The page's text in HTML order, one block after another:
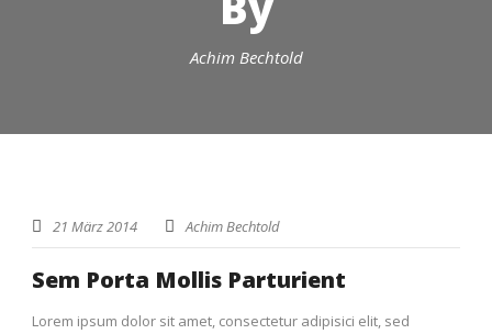
Achim Bechtold
21 März 2014 Achim Bechtold
Sem Porta Mollis Parturient
Lorem ipsum dolor sit amet, consectetur adipisici elit, sed